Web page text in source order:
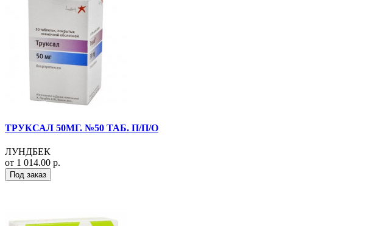
ТРУКСАЛ 50МГ. №50 ТАБ. П/П/О
ЛУНДБЕК
от 1 014.00 р.
Под заказ